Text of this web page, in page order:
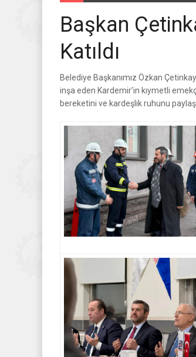
Başkan
Katıldı
Belediye Başkanımız Özkan
inşa eden Kardemir’in kıymetli
bereketini ve kardeşlik ruhunu